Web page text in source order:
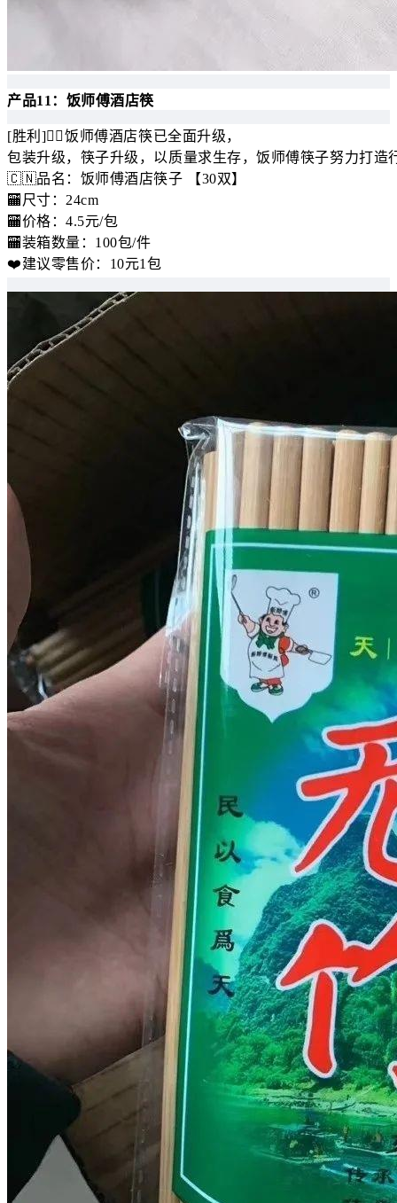
产品11：饭师傅酒店筷
[胜利]✌🏻️饭师傅酒店筷已全面升级，
包装升级，筷子升级，以质量求生存，饭师傅筷子努力打造
🇨🇳品名：饭师傅酒店筷子 【30双】
🏧尺寸：24cm
🏧价格：4.5元/包
🏧装箱数量：100包/件
❤️建议零售价：10元1包